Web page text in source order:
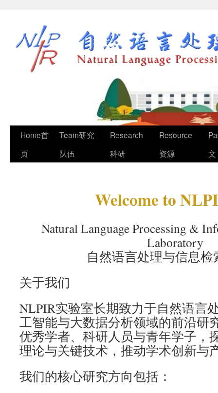
Home首
页
Team研究
队伍
Research
科研
Resource
资源
文
Welcome to
Natural Language Processing &
Laboratory
自然语言处理与信息检
关于我们
NLPIR实验室长期致力于自然语言
工智能与大数据分析领域的前沿研
优秀学者、科研人员与青年学子，
理论与关键技术，推动学术创新与
我们的核心研究方向包括：